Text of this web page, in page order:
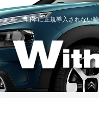
日本に正規導入されない